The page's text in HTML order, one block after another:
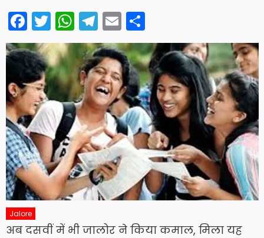
Facebook
Twitter
WhatsApp
Telegram
Email
Jalore
अब दसवीं में भी जालोर ने किया कमाल, मिला यह